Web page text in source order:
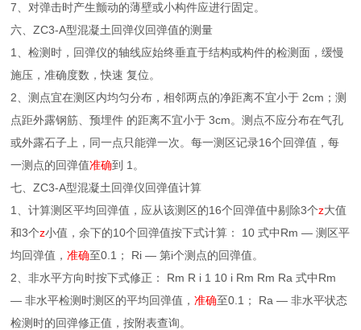
7、对弹击时产生颤动的薄壁或小构件应进行固定。
六、ZC3-A型混凝土回弹仪回弹值的测量
1、检测时，回弹仪的轴线应始终垂直于结构或构件的检测面，缓慢
施压，准确度数，快速 复位。
2、测点宜在测区内均匀分布，相邻两点的净距离不宜小于 2cm；测
点距外露钢筋、预埋件 的距离不宜小于 3cm。测点不应分布在气孔
或外露石子上，同一点只能弹一次。每一测区记录16个回弹值，每
一测点的回弹值准确到 1。
七、ZC3-A型混凝土回弹仪回弹值计算
1、计算测区平均回弹值，应从该测区的16个回弹值中剔除3个z大值
和3个z小值，余下的10个回弹值按下式计算： 10 式中Rm — 测区平
均回弹值，准确至0.1； Ri — 第i个测点的回弹值。
2、非水平方向时按下式修正： Rm R i 1 10 i Rm Rm Ra 式中Rm
— 非水平检测时测区的平均回弹值，准确至0.1； Ra — 非水平状态
检测时的回弹修正值，按附表查询。